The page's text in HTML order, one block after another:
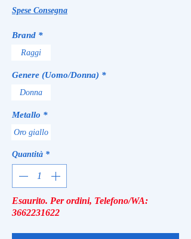
Spese Consegna
Brand *
Raggi
Genere (Uomo/Donna) *
Donna
Metallo *
Oro giallo
Quantità *
Esaurito. Per ordini, Telefono/WA:
3662231622